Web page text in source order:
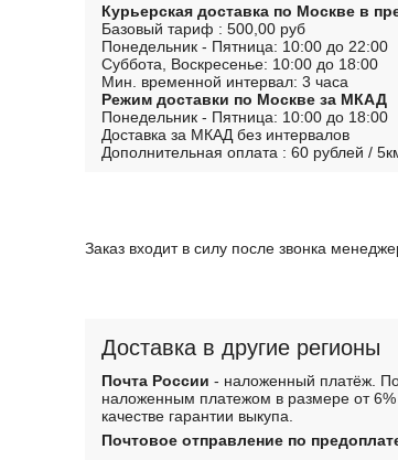
Курьерская доставка по Москве в
Базовый тариф : 500,00 руб
Понедельник - Пятница: 10:00 до 22:00
Суббота, Воскресенье: 10:00 до 18:00
Мин. временной интервал: 3 часа
Режим доставки по Москве за МКАД
Понедельник - Пятница: 10:00 до 18:00
Доставка за МКАД без интервалов
Дополнительная оплата : 60 рублей /
Заказ входит в силу после звонка
Доставка в другие регионы
Почта России - наложенный платёж.
наложенным платежом в размере от 6%
качестве гарантии выкупа.
Почтовое отправление по